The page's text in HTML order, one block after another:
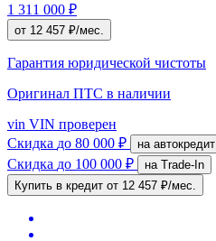
1 311 000 ₽
от 12 457 ₽/мес.
Гарантия юридической чистоты
Оригинал ПТС в наличии
vin VIN проверен
Скидка до 80 000 ₽ на автокредит
Скидка до 100 000 ₽
на Trade-In
Купить в кредит от 12 457 ₽/мес.